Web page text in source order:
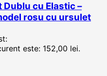
Dublu cu Elastic –
rosu cu ursulet
este: 152,00 lei.